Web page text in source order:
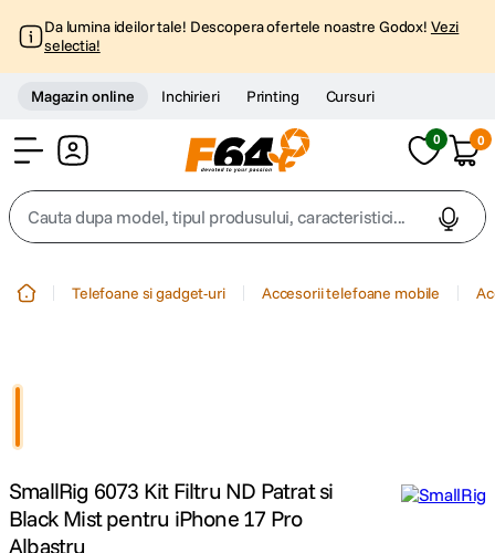
Da lumina ideilor tale! Descopera ofertele noastre Godox! Vezi
selectia!
Magazin online Inchirieri Printing Cursuri
0 0
Cauta dupa model, tipul produsului, caracteristici...
. peak design
5.
Telefoane si gadget-uri Accesorii telefoane mobile
SmallRig 6073 Kit Filtru ND Patrat si
Black Mist pentru iPhone 17 Pro
Albastru